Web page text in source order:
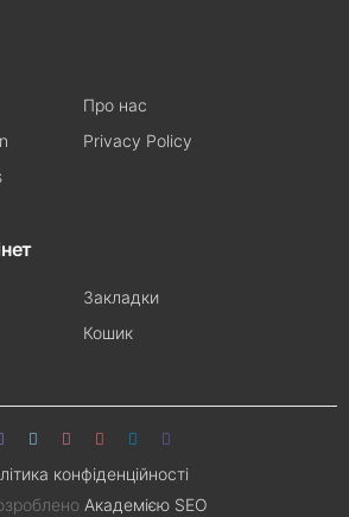
Про нас
Privacy Policy
Закладки
Кошик
конфіденційності
Академією SEO